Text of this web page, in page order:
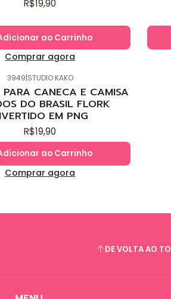
R$19,90
ao Carrinho
Comprar agora
3949|STUDIO KAKO
CANECA E CAMISA
DO BRASIL FLORK
EM PNG
R$19,90
ao Carrinho
Comprar agora
DE VOLTA AO